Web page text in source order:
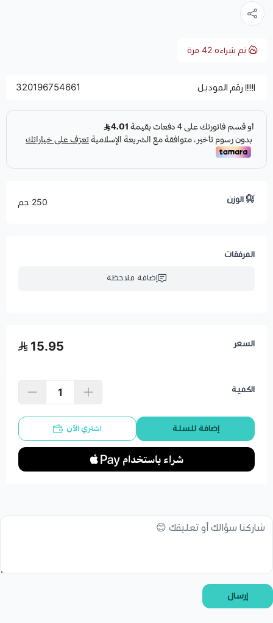
تم شراءه 42 مرة
رقم الموديل 320196754661
الوزن 250 جم
المرفقات
إضافة ملاحظة
السعر 15.95
الكمية
إضافة للسلة اشتري الآن
إرسال